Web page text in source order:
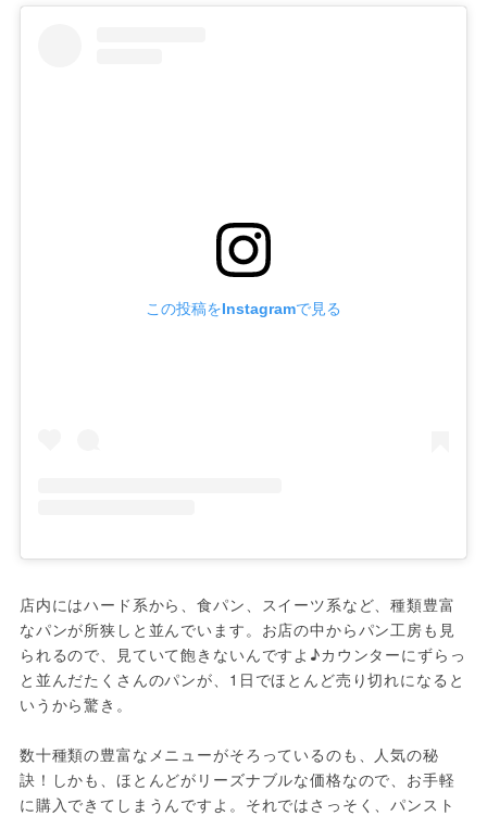
この投稿をInstagramで見る
店内にはハード系から、食パン、スイーツ系など、種類豊富
なパンが所狭しと並んでいます。お店の中からパン工房も見
られるので、見ていて飽きないんですよ♪カウンターにずらっ
と並んだたくさんのパンが、1日でほとんど売り切れになると
いうから驚き。
数十種類の豊富なメニューがそろっているのも、人気の秘
訣！しかも、ほとんどがリーズナブルな価格なので、お手軽
に購入できてしまうんですよ。それではさっそく、パンスト